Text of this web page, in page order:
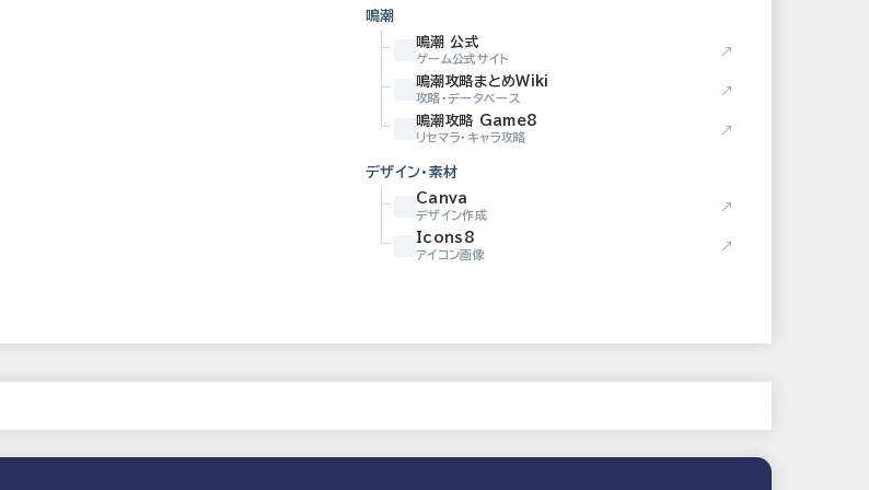
鳴潮
鳴潮 公式
ゲーム公式サイト
↗
鳴潮攻略まとめWiki
攻略・データベース
↗
鳴潮攻略 Game8
リセマラ・キャラ攻略
↗
デザイン・素材
Canva
デザイン作成
↗
Icons8
アイコン画像
↗